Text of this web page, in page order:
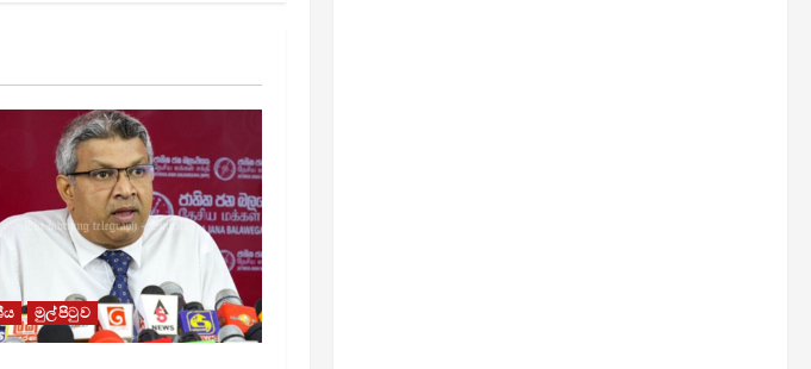
මුල් පිටුව